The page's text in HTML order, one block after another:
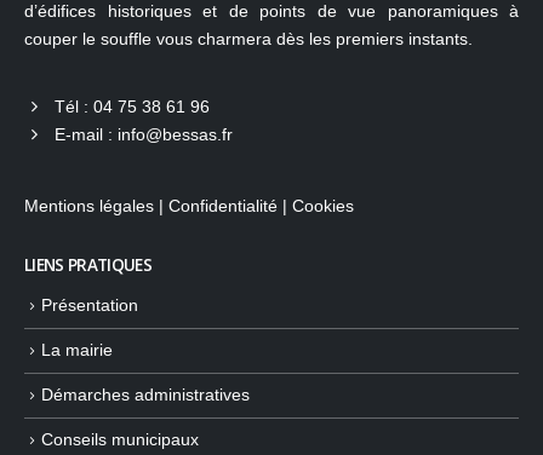
d’édifices historiques et de points de vue panoramiques à
couper le souffle vous charmera dès les premiers instants.
Tél :04 75 38 61 96
E-mail : info@bessas.fr
Mentions légales Confidentialité Cookies
LIENS PRATIQUES
Présentation
La mairie
Démarches administratives
Conseils municipaux